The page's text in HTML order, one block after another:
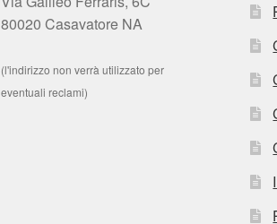
80020 Casavatore NA
(l'indirizzo non verrà utilizzato per
eventuali reclami)